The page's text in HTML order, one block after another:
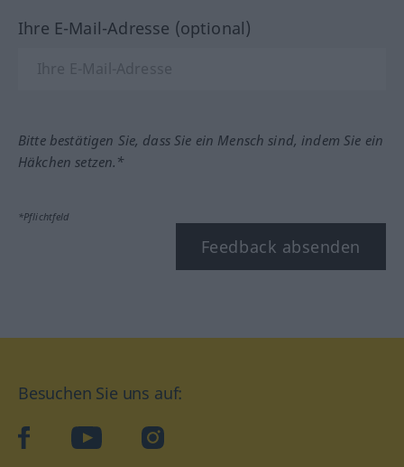
Ihre E-Mail-Adresse (optional)
Bitte bestätigen Sie, dass Sie ein Mensch sind, indem Sie ein
Häkchen setzen.*
*Pflichtfeld
Feedback absenden
Besuchen Sie uns auf:
facebookYouTube Instagram